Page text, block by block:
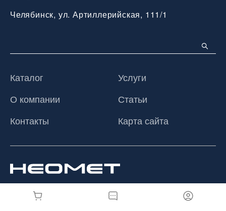
Челябинск, ул. Артиллерийская, 111/1
Каталог
Услуги
О компании
Статьи
Контакты
Карта сайта
© 2026 ООО «Неомет», Все права защищены